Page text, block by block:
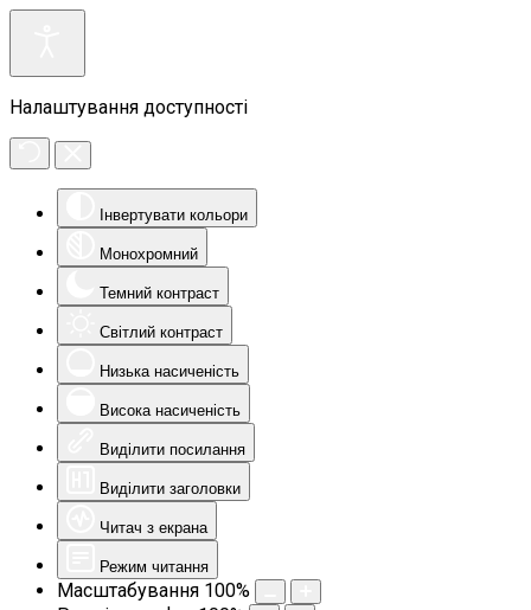
Налаштування доступності
Інвертувати кольори
Монохромний
Темний контраст
Світлий контраст
Низька насиченість
Висока насиченість
Виділити посилання
Виділити заголовки
Читач з екрана
Режим читання
Масштабування 100%